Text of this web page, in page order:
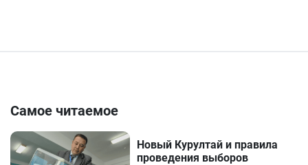
Самое читаемое
Новый Курултай и правила
проведения выборов